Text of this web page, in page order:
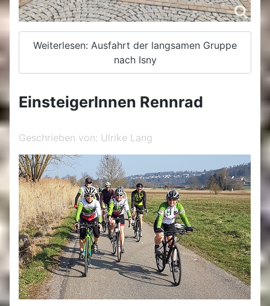
Weiterlesen: Ausfahrt der langsamen Gruppe
nach Isny
EinsteigerInnen Rennrad
Geschrieben von: Ulrike Lang